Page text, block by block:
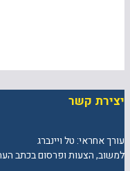
יצירת קשר
עורך אחראי: טל ויינברג
למשוב, הצעות ופרסום בכתב